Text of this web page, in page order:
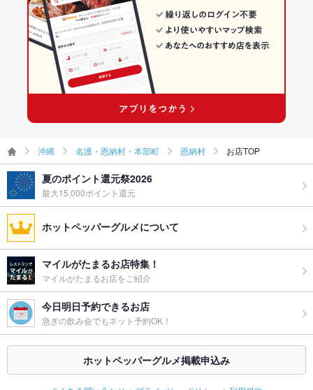
カクテル充実、焼酎充実、ワイン充実
お子様連れ
お子様連れOK ：小さいお子様をお連れの際はご予約時に人数
と年齢をお知らせください。
－
お祝い・サ
応
可
備考 －
沖縄 × 居酒屋
沖縄 × 和風
恩納村のグルメランキング
恩納村の和食ランキング
恩納村のしゃぶしゃぶ・すき焼きランキング
沖縄 名護・恩納村・本部町 恩納村 お店TOP
夏のポイント還元祭2026
最大15,000ポイント還元
ホットペッパーグルメについて
マイルがたまるお店特集！
マイルがたまるお店をご紹介
今日明日予約できるお店
急ぎの飲み会でもネット予約OK！
ホットペッパーグルメ掲載申込み